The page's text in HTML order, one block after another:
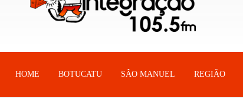
HOME BOTUCATU SÂO MANUEL REGIÃO